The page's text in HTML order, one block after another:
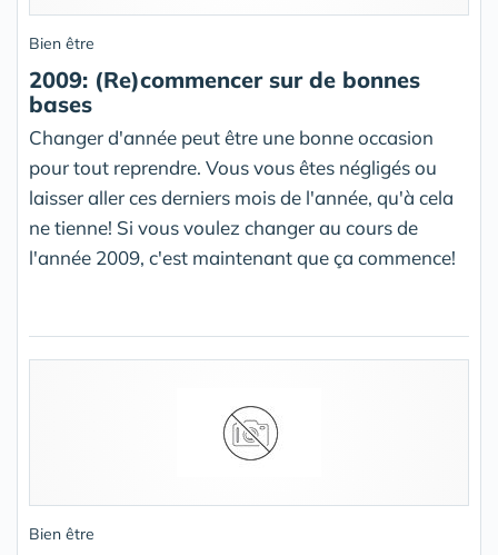
Bien être
2009: (Re)commencer sur de bonnes
bases
Changer d'année peut être une bonne occasion
pour tout reprendre. Vous vous êtes négligés ou
laisser aller ces derniers mois de l'année, qu'à cela
ne tienne! Si vous voulez changer au cours de
l'année 2009, c'est maintenant que ça commence!
Bien être